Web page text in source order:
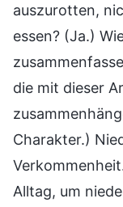
auszurotten,
essen? (Ja.)
die mit dieser
Charakter.)
Alltag, um